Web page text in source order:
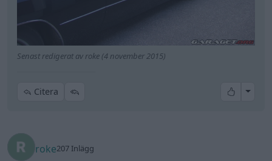
Senast redigerat av roke (4 november 2015)
Citera All
roke207 Inlägg